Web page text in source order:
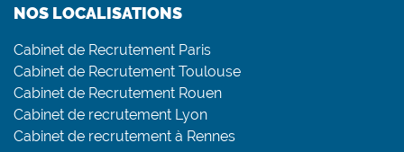
NOS LOCALISATIONS
Cabinet de Recrutement Paris
Cabinet de Recrutement Toulouse
Cabinet de Recrutement Rouen
Cabinet de recrutement Lyon
Cabinet de recrutement à Rennes